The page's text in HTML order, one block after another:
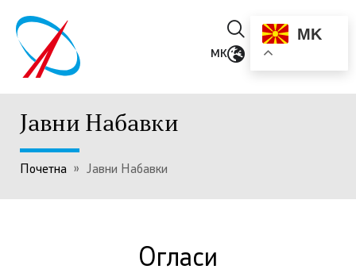
MK
MK
Јавни Набавки
Почетна » Јавни Набавки
Огласи